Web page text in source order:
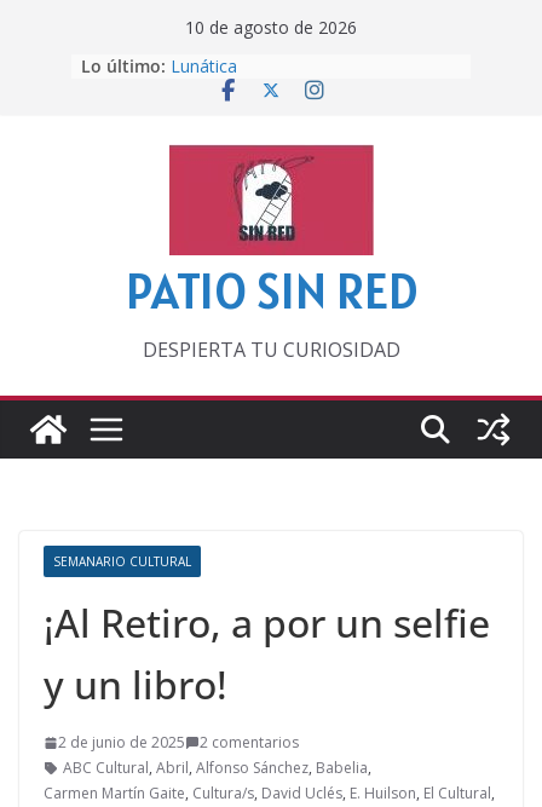
10 de agosto de 2026
Lo último:
Otra del Mundial
Lunática
Pero, hasta entonces…
‘La broma infinita’ de recomendar
lecturas veraniegas
PATIO SIN RED
DESPIERTA TU CURIOSIDAD
SEMANARIO CULTURAL
¡Al Retiro, a por un selfie
y un libro!
2 de junio de 2025
2 comentarios
ABC Cultural, Abril, Alfonso Sánchez, Babelia,
Carmen Martín Gaite, Cultura/s, David Uclés, E. Huilson, El Cultural,